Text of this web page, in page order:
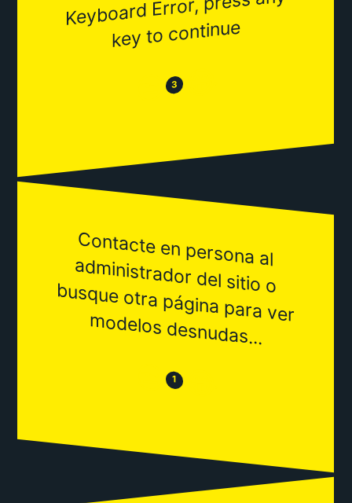
key to continue
😒 3 😂
Contacte en persona al
adm
inistrador del sitio o
busque otra página para ver
m
odelos desnudas...
😒 1 😂